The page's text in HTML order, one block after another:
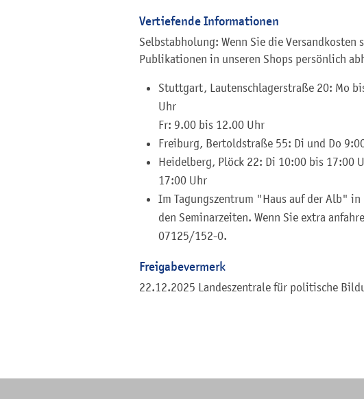
Vertiefende Informationen
Selbstabholung: Wenn Sie die
Publikationen in unseren Shops persönlich
Stuttgart, Lautenschlagerstraße 20: Mo
Uhr
Fr: 9.00 bis 12.00 Uhr
Freiburg, Bertoldstraße 55: Di und Do
Heidelberg, Plöck 22: Di 10:00 bis 17:00
17:00 Uhr
Im Tagungszentrum "Haus auf der Alb"
den Seminarzeiten. Wenn Sie extra
07125/152-0.
Freigabevermerk
22.12.2025 Landeszentrale für politische